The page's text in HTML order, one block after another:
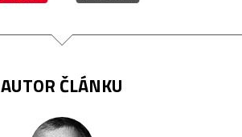
AUTOR ČLÁNKU